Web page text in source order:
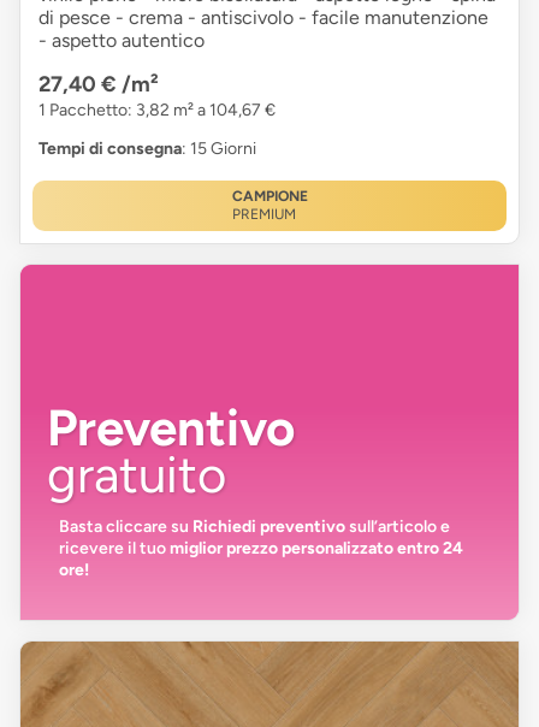
di pesce - crema - antiscivolo - facile manutenzione
- aspetto autentico
27,40 € /m²
1 Pacchetto: 3,82 m² a 104,67 €
Tempi di consegna: 15 Giorni
CAMPIONE
PREMIUM
Preventivo
gratuito
Basta cliccare su Richiedi preventivosull’articolo e
ricevere il tuomiglior prezzo personalizzato entro 24
ore!